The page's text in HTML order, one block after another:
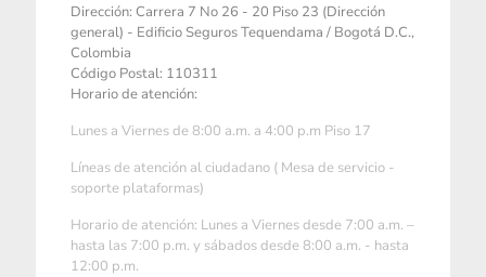
Dirección: Carrera 7 No 26 - 20 Piso 23 (Dirección
general) - Edificio Seguros Tequendama / Bogotá D.C.,
Colombia
Código Postal: 110311
Horario de atención:
Lunes a Viernes de 8:00 a.m. a 4:00 p.m Piso 17
Líneas de atención al ciudadano ( Mesa de servicio -
soporte plataformas)
Horario de atención: Lunes a Viernes desde 7:00 a.m. –
hasta las 7:00 p.m. y sábados desde 8:00 a.m. - hasta
12:00 p.m.